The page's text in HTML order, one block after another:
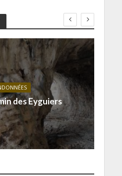
des Eyguiers